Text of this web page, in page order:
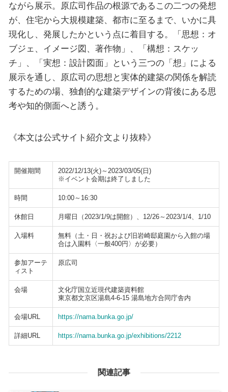
ながら展示。原広司作品の根源であるこの二つの発想
が、住宅から大規模建築、都市に至るまで、いかに具
現化し、発展したかという点に着目する。「思想：オ
ブジェ、イメージ図、著作物」、「構想：スケッ
チ」、「実想：設計図面」という三つの「想」による
展示を通し、原広司の思想と実体的建築の関係を解読
するための場、独創的な建築デザインの背後にある思
考や知的側面へと誘う。
《本文は公式サイト紹介文より抜粋》
開催期間
2022/12/13(火)～2023/03/05(日)
※イベント会期は終了しました
時間 10:00～16:30
休館日 月曜日（2023/1/9は開館）、12/26～2023/1/4、1/10
入場料
無料（土・日・祝および旧岩崎邸庭園から入館の場
合は入園料〈一般400円〉が必要）
参加アーテ
ィスト
原広司
会場
文化庁国立近現代建築資料館
東京都文京区湯島4-6-15 湯島地方合同庁舎内
会場URL https://nama.bunka.go.jp/
詳細URL https://nama.bunka.go.jp/exhibitions/2212
関連記事